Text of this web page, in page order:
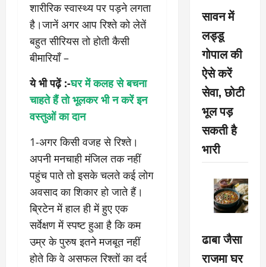
शारीरिक स्वास्थ्य पर पड़ने लगता
है।जानें अगर आप रिश्ते को लेतें
बहुत सीरियस तो होती कैसी
बीमारियाँ –
ये भी पढ़ें :-घर में कलह से बचना
चाहते हैं तो भूलकर भी न करें इन
वस्तुओं का दान
1-अगर किसी वजह से रिश्ते।
अपनी मनचाही मंजिल तक नहीं
पहुंच पाते तो इसके चलते कई लोग
अवसाद का‍ शिकार हो जाते हैं।
ब्रिटेन में हाल ही में हुए एक
सर्वेक्षण में स्पष्ट हुआ है कि कम
उम्र के पुरुष इतने मजबूत नहीं
होते कि वे असफल रिश्तों का दर्द
सावन में
लड्डू
गोपाल की
ऐसे करें
सेवा, छोटी
भूल पड़
सकती है
भारी
ढाबा जैसा
राजमा घर